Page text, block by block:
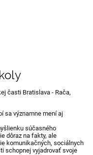
časti Bratislava - Rača,
sa významne mení aj
súčasného
dôraz na fakty, ale
komunikačných, sociálnych
schopnej vyjadrovať svoje